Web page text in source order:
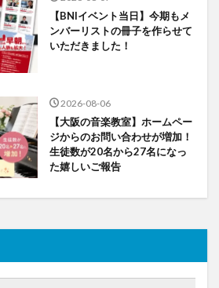
【BNIイベント当日】今期もメ
ンバーリストの冊子を作らせて
いただきました！
2026-08-06
【大阪の音楽教室】ホームペー
ジからのお問い合わせが増加！
生徒数が20名から27名になっ
た嬉しいご報告